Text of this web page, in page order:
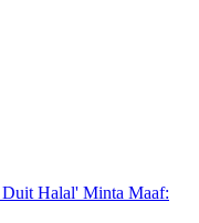
Halal' Minta Maaf: